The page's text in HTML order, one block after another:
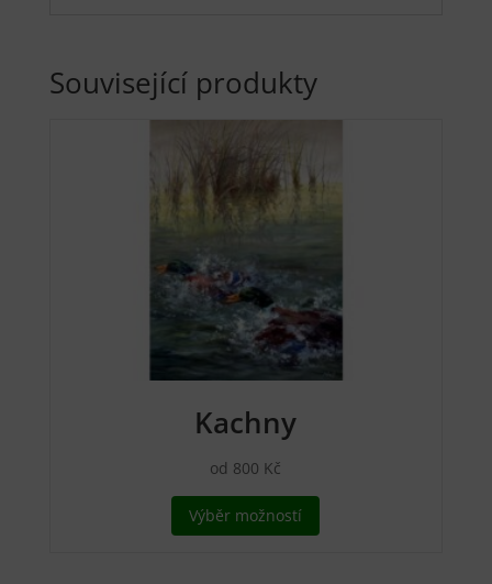
Související produkty
Kachny
od 800 Kč
Výběr možností